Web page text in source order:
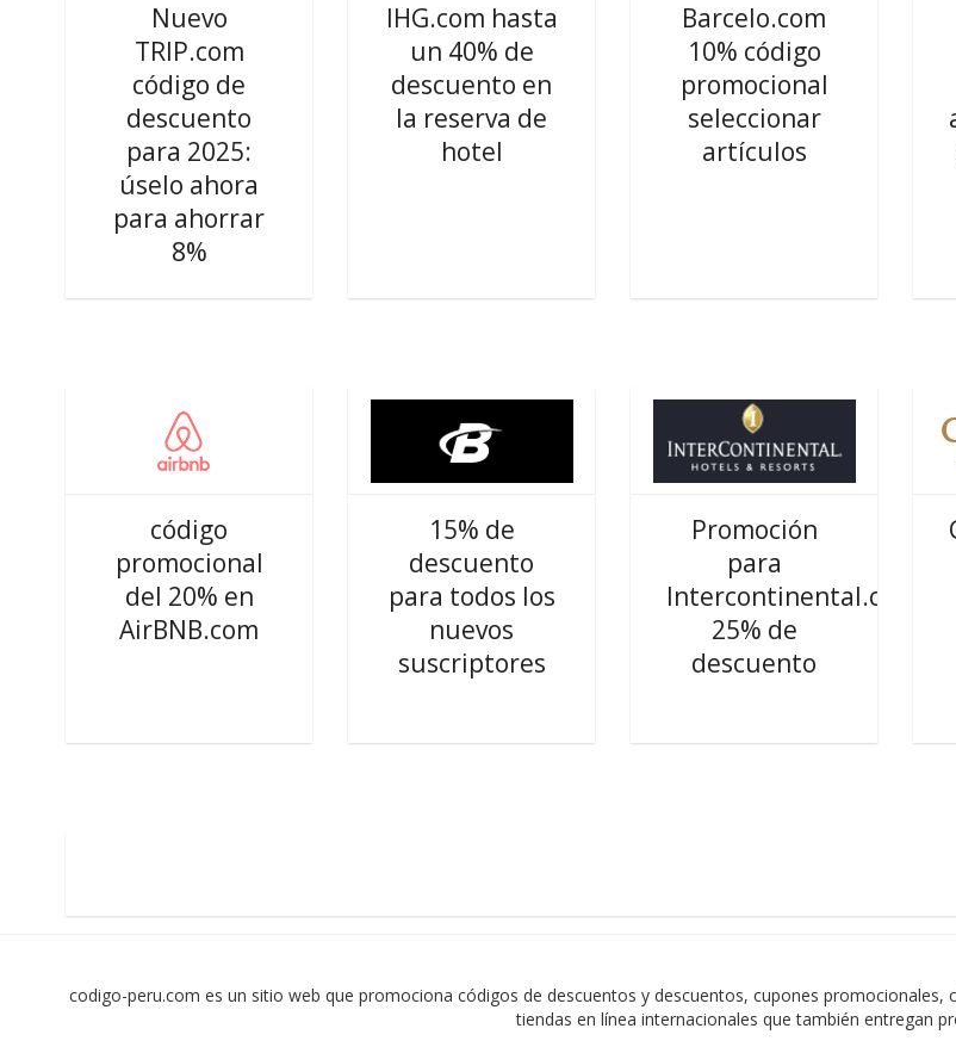
Nuevo
TRIP.com
código de
descuento
para 2025:
úselo ahora
para ahorrar
8%
IHG.com hasta
un 40% de
descuento en
la reserva de
hotel
Barcelo.com
10% código
promocional
seleccionar
artículos
código
promocional
del 20% en
AirBNB.com
15% de
descuento
para todos los
nuevos
suscriptores
Promoción
para
Intercontinental.com:
25% de
descuento
codigo-peru.com es un sitio web que promociona códigos de descuentos y descuentos, cupones
tiendas en línea internacionales que también entregan